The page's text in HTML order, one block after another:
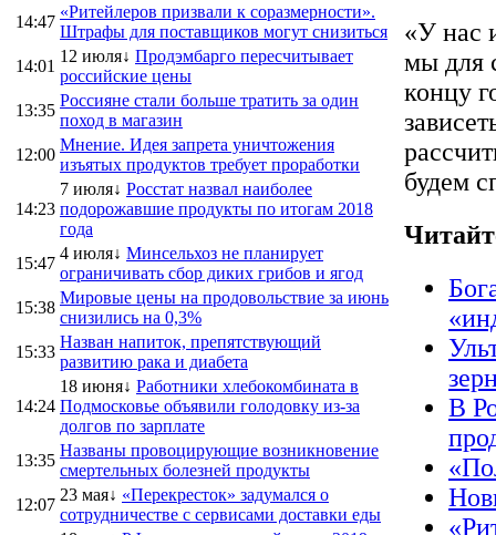
14:47
«Ритейлеров призвали к соразмерности».
Штрафы для поставщиков могут снизиться
14:01
12 июля↓ Продэмбарго пересчитывает
российские цены
13:35
Россияне стали больше тратить за один
поход в магазин
12:00
Мнение. Идея запрета уничтожения
изъятых продуктов требует проработки
14:23
7 июля↓ Росстат назвал наиболее
подорожавшие продукты по итогам 2018
года
15:47
4 июля↓ Минсельхоз не планирует
ограничивать сбор диких грибов и ягод
15:38
Мировые цены на продовольствие за июнь
снизились на 0,3%
15:33
Назван напиток, препятствующий
развитию рака и диабета
14:24
18 июня↓ Работники хлебокомбината в
Подмосковье объявили голодовку из-за
долгов по зарплате
13:35
Названы провоцирующие возникновение
смертельных болезней продукты
12:07
23 мая↓ «Перекресток» задумался о
сотрудничестве с сервисами доставки еды
«У нас
мы для
концу
будем
В